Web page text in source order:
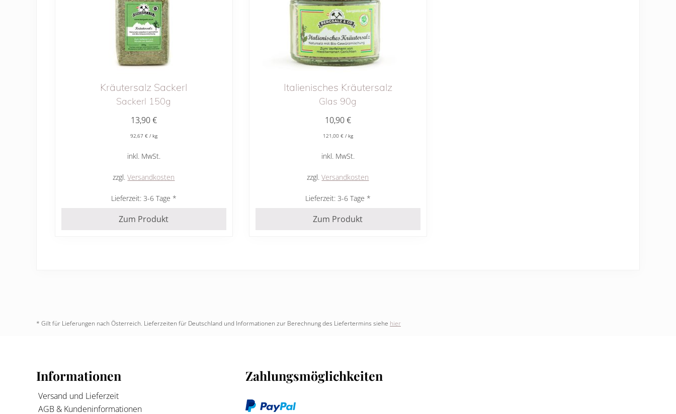
Kräutersalz Sackerl
Sackerl 150g
13,90€
92,67 €/kg
inkl. MwSt.
zzgl.Versandkosten
Lieferzeit: 3-6 Tage
Zum Produkt
Italienisches Kräutersalz
Glas 90g
10,90€
121,00 €/kg
inkl. MwSt.
zzgl.Versandkosten
Lieferzeit: 3-6 Tage
Zum Produkt
* Gilt für Lieferungen nach Österreich. Lieferzeiten für Deutschland und Informationen zur Berechnung des Liefertermins siehe hier
Informationen
Versand und Lieferzeit
AGB & Kundeninformationen
Zahlungsmöglichkeiten